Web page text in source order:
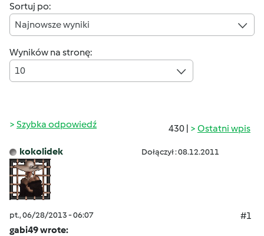
Sortuj po:
Najnowsze wyniki
Wyników na stronę:
10
430 | Ostatni wpis
Szybka odpowiedź
kokolidek Dołączył : 08.12.2011
pt., 06/28/2013 - 06:07
#1
gabi49 wrote: